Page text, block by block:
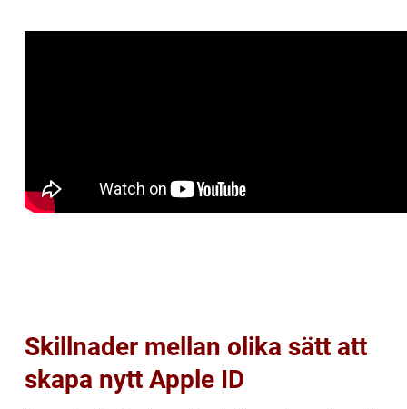
Skillnader mellan olika sätt att
skapa nytt Apple ID